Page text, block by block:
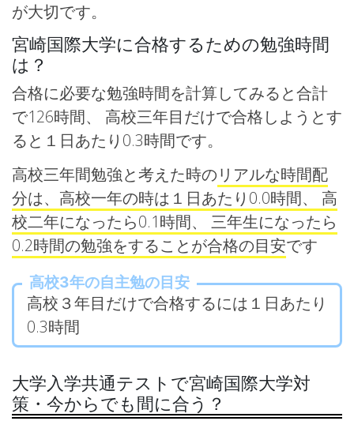
が大切です。
宮崎国際大学に合格するための勉強時間
は？
合格に必要な勉強時間を計算してみると合計
で126時間、 高校三年目だけで合格しようとす
ると１日あたり0.3時間です。
高校三年間勉強と考えた時のリアルな時間配
分は、高校一年の時は１日あたり0.0時間、 高
校二年になったら0.1時間、 三年生になったら
0.2時間の勉強をすることが合格の目安です
高校3年の自主勉の目安
高校３年目だけで合格するには１日あたり
0.3時間
大学入学共通テストで宮崎国際大学対
策・今からでも間に合う？